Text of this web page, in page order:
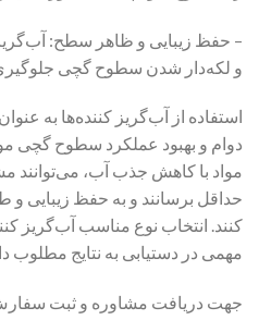
– حفظ زیبایی و ظاهر سطح: آب‌گریز
و لکه‌دار شدن سطوح گچی جلوگیری
استفاده از آب‌گریز کننده‌ها به
دوام و بهبود عملکرد سطوح گچی
مواد با کاهش جذب آب، می‌توانند
حداقل برسانند و به حفظ
کنند. انتخاب نوع مناسب آب‌گریز
مهمی در دستیابی به نتایج مطلوب
جهت دریافت مشاوره و ثبت سفارش